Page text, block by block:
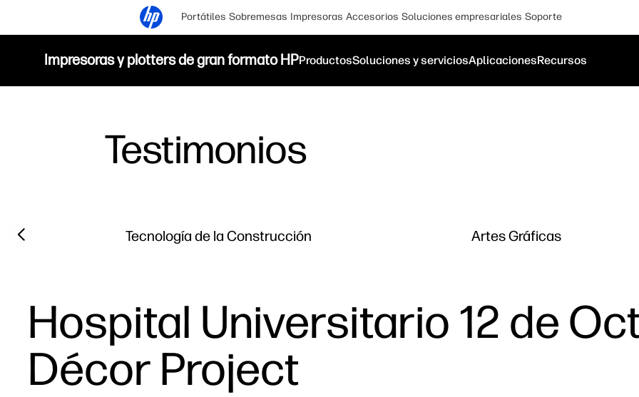
Portátiles Sobremesas Impresoras Accesorios Soluciones empresariales Soporte
Impresoras y plotters de gran formato HPProductosSoluciones y serviciosAplicacionesRecursos
Testimonios
Filter category
Tecnología de la Construcción Artes Gráficas
Previous slide
Hospital Universitario 12 de
Décor Project